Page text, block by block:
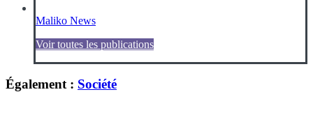
Maliko News
Voir toutes les publications
Également : Société